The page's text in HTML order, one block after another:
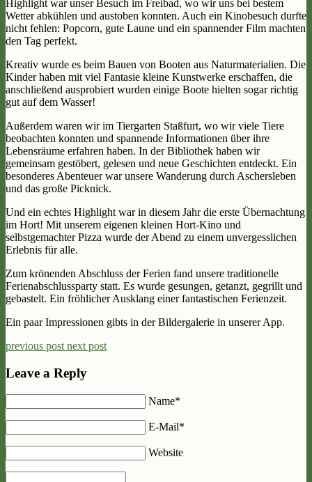
Highlight war unser Besuch im Freibad, wo wir uns bei bestem
Wetter abkühlen und austoben konnten. Auch ein Kinobesuch durfte
nicht fehlen: Popcorn, gute Laune und ein spannender Film machten
den Tag perfekt.
Kreativ wurde es beim Bauen von Booten aus Naturmaterialien. Die
Kinder haben mit viel Fantasie kleine Kunstwerke erschaffen, die
anschließend ausprobiert wurden einige Boote hielten sogar richtig
gut auf dem Wasser!
Außerdem waren wir im Tiergarten Staßfurt, wo wir viele Tiere
beobachten konnten und spannende Informationen über ihre
Lebensräume erfahren haben. In der Bibliothek haben wir
gemeinsam gestöbert, gelesen und neue Geschichten entdeckt. Ein
besonderes Abenteuer war unsere Wanderung durch Aschersleben
und das große Picknick.
Und ein echtes Highlight war in diesem Jahr die erste Übernachtung
im Hort! Mit unserem eigenen kleinen Hort-Kino und
selbstgemachter Pizza wurde der Abend zu einem unvergesslichen
Erlebnis für alle.
Zum krönenden Abschluss der Ferien fand unsere traditionelle
Ferienabschlussparty statt. Es wurde gesungen, getanzt, gegrillt und
gebastelt. Ein fröhlicher Ausklang einer fantastischen Ferienzeit.
Ein paar Impressionen gibts in der Bildergalerie in unserer App.
previous postnext post
Leave a Reply
Name*
E-Mail*
Website